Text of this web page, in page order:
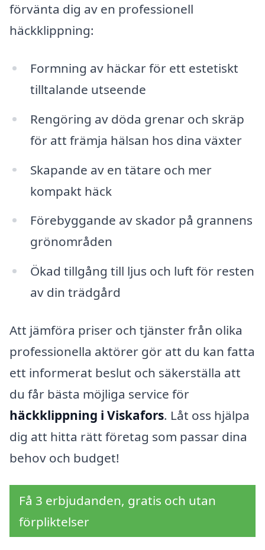
förvänta dig av en professionell
häckklippning:
Formning av häckar för ett estetiskt
tilltalande utseende
Rengöring av döda grenar och skräp
för att främja hälsan hos dina växter
Skapande av en tätare och mer
kompakt häck
Förebyggande av skador på grannens
grönområden
Ökad tillgång till ljus och luft för resten
av din trädgård
Att jämföra priser och tjänster från olika
professionella aktörer gör att du kan fatta
ett informerat beslut och säkerställa att
du får bästa möjliga service för
häckklippning i Viskafors. Låt oss hjälpa
dig att hitta rätt företag som passar dina
behov och budget!
Få 3 erbjudanden, gratis och utan
förpliktelser